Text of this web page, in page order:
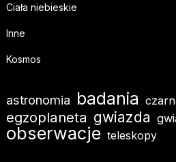
Ciała niebieskie
Inne
Kosmos
astronomia badania
egzoplaneta gwiazda
obserwacje teleskopy